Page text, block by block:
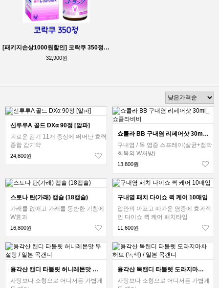
[패키지손상1000원할인] 코락쿠 350정 (변비약)
32,900원
신루루A 골드 DXα 90정 [알파]
괴로운 감기 11개 증상에 뛰어난 효력
종합 감기약
24,800원
쇼콜라 BB 구내염 리페어샷 30ml_쇼콜라비비
구내염 / 목 염증 스프레이(살균+점막
회복의 W처방)
13,800원
스토나 탄(가래) 캡슐 (18캡슐)
가래를 없애고 가래를 동반한 기침에
W효과
16,800원
구내염 패치 다이쇼 퀵 케어 10매입
입안의 아프고 따가운 염증에 효과적
인 다이쇼 퀵 케어 패치타입
11,600원
용각산 캔디 타블릿 허니레몬맛 무설탕 / 일본 목캔디
사탕보다 소형으로 어디서든 가볍게
용각산 목캔디 타블렛 도라지마차 허브 (녹색) / 일본 목캔디
사탕보다 소형으로 어디서든 가볍게